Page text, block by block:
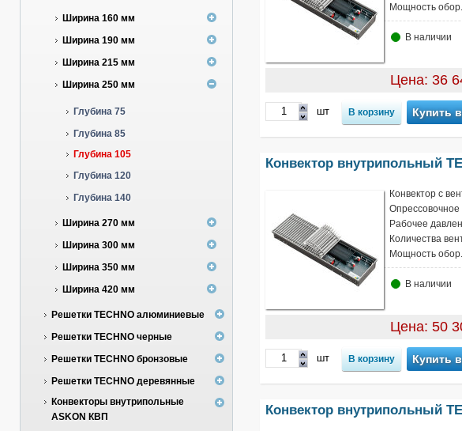
Ширина 160 мм
Ширина 190 мм
Ширина 215 мм
Ширина 250 мм
Глубина 75
Глубина 85
Глубина 105
Глубина 120
Глубина 140
Ширина 270 мм
Ширина 300 мм
Ширина 350 мм
Ширина 420 мм
Решетки TECHNO алюминиевые
Решетки TECHNO черные
Решетки TECHNO бронзовые
Решетки TECHNO деревянные
Конвекторы внутрипольные
ASKON КВП
Мощность
В наличии
Цена: 36
шт Купить
Конвектор внутрипольный
Конвектор с
Рабочее
Количества
Мощность
В наличии
Цена: 50
шт Купить
Конвектор внутрипольный